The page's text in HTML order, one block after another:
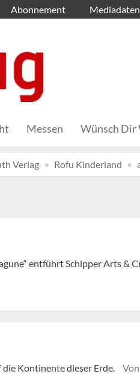
Abonnement Mediadaten
Messen Wünsch Dir
Verlag Rofu Kinderland
entführt Schipper Arts &
Kontinente dieser Erde.
Von